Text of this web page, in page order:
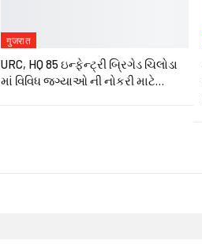
गुजरात
URC, HQ 85 ઇન્ફેન્ટ્રી બ્રિગેડ ચિલોડા
માં વિવિધ જગ્યાઓ ની નોકરી માટે…